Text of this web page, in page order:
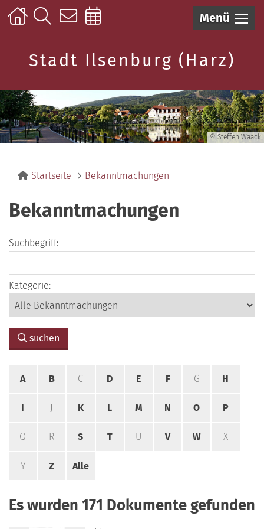
Menü
Stadt Ilsenburg (Harz)
© Steffen Waack
Startseite Bekanntmachungen
Bekanntmachungen
Suchbegriff:
Kategorie:
suchen
A B C D E F G H
I J K L M N O P
Q R S T U V W X
Y Z Alle
Es wurden 171 Dokumente gefunden